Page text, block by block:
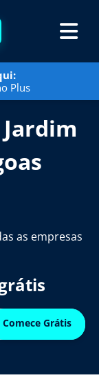
Plus
as empresas
Comece Grátis